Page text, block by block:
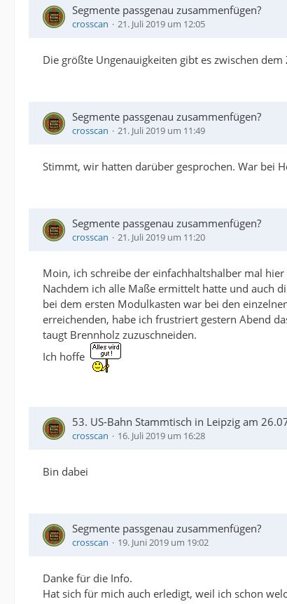
Segmente passgenau zusammenfügen?
crosscan 21. Juli 2019 um 12:05
Die größte Ungenauigkeiten gibt es zwischen
Segmente passgenau zusammenfügen?
crosscan 21. Juli 2019 um 11:49
Stimmt, wir hatten darüber gesprochen. War bei
Segmente passgenau zusammenfügen?
crosscan 21. Juli 2019 um 11:20
Moin, ich schreibe der einfachhaltshalber mal hier
Nachdem ich alle Maße ermittelt hatte und auch
bei dem ersten Modulkasten war bei den
erreichenden, habe ich frustriert gestern Abend
taugt Brennholz zuzuschneiden.
Ich hoffe
53. US-Bahn Stammtisch in Leipzig am
crosscan 16. Juli 2019 um 16:28
Bin dabei
Segmente passgenau zusammenfügen?
crosscan 19. Juni 2019 um 19:02
Danke für die Info.
Hat sich für mich auch erledigt, weil ich schon